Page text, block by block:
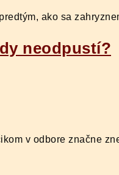
ako sa
neodpustí?
v odbore